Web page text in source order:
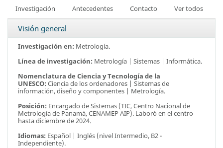
Investigación Antecedentes Contacto Ver todos
Visión general
Investigación en: Metrología.
Línea de investigación: Metrología | Sistemas | Informática.
Nomenclatura de Ciencia y Tecnología de la
UNESCO: Ciencia de los ordenadores | Sistemas de
información, diseño y componentes | Metrología.
Posición: Encargado de Sistemas (TIC, Centro Nacional de
Metrología de Panamá, CENAMEP AIP). Laboró en el centro
hasta diciembre de 2024.
Idiomas: Español | Inglés (nivel Intermedio, B2 -
Independiente).